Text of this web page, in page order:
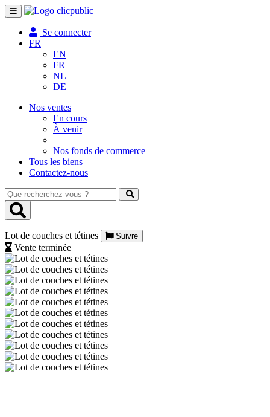
Toggle
navigation
Se connecter
FR
EN
FR
NL
DE
Nos ventes
En cours
À venir
Nos fonds de commerce
Tous les biens
Contactez-nous
Que
recherchez-
vous
Lot de couches et tétines
Suivre
Vente terminée